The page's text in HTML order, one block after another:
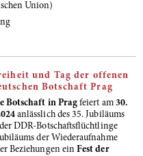
Union)
und Tag der offenen
Botschaft Prag
Botschaft in Prag feiert am 30.
anlässlich des 35. Jubiläums
DDR-Botschaftsflüchtlinge
der Wiederaufnahme
Beziehungen einFest der